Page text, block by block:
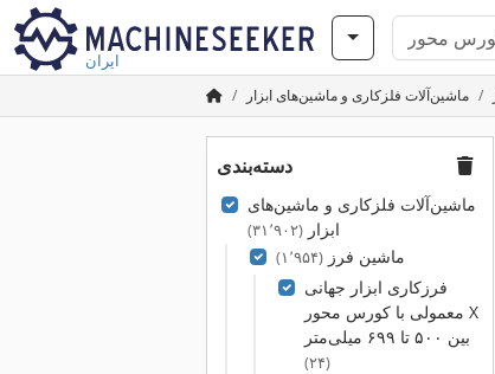
ایران
ماشین‌آلات فلزکاری و ماشین‌های ابزار
دسته‌بندی
ماشین‌آلات فلزکاری و ماشین‌های
ابزار(۳۱٬۹۰۲)
ماشین فرز(۱٬۹۵۴)
فرزکاری ابزار جهانی
معمولی با کورس محور X
بین ۵۰۰ تا ۶۹۹ میلی‌متر
(۲۴)